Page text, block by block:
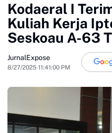
Kodaeral I
Kuliah Kerja
Seskoau A-63
JurnalExpose
8/27/2025 11:41:00 PM